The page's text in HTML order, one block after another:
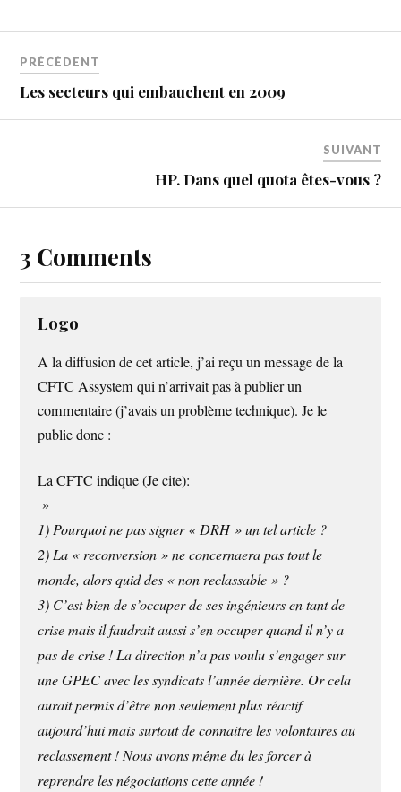
PRÉCÉDENT
Les secteurs qui embauchent en 2009
SUIVANT
HP. Dans quel quota êtes-vous ?
3 Comments
Logo
A la diffusion de cet article, j’ai reçu un message de la
CFTC Assystem qui n’arrivait pas à publier un
commentaire (j’avais un problème technique). Je le
publie donc :
La CFTC indique (Je cite):
»
1) Pourquoi ne pas signer « DRH » un tel article ?
2) La « reconversion » ne concernaera pas tout le
monde, alors quid des « non reclassable » ?
3) C’est bien de s’occuper de ses ingénieurs en tant de
crise mais il faudrait aussi s’en occuper quand il n’y a
pas de crise ! La direction n’a pas voulu s’engager sur
une GPEC avec les syndicats l’année dernière. Or cela
aurait permis d’être non seulement plus réactif
aujourd’hui mais surtout de connaitre les volontaires au
reclassement ! Nous avons même du les forcer à
reprendre les négociations cette année !